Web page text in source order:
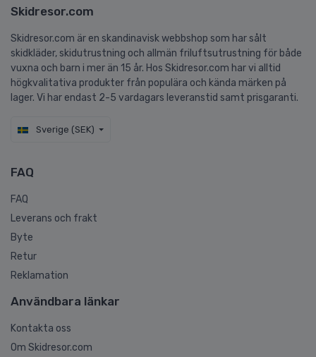
Skidresor.com
Skidresor.com är en skandinavisk webbshop som har sålt
skidkläder, skidutrustning och allmän friluftsutrustning för både
vuxna och barn i mer än 15 år. Hos Skidresor.com har vi alltid
högkvalitativa produkter från populära och kända märken på
lager. Vi har endast 2-5 vardagars leveranstid samt prisgaranti.
Sverige (SEK)
FAQ
FAQ
Leverans och frakt
Byte
Retur
Reklamation
Användbara länkar
Kontakta oss
Om Skidresor.com